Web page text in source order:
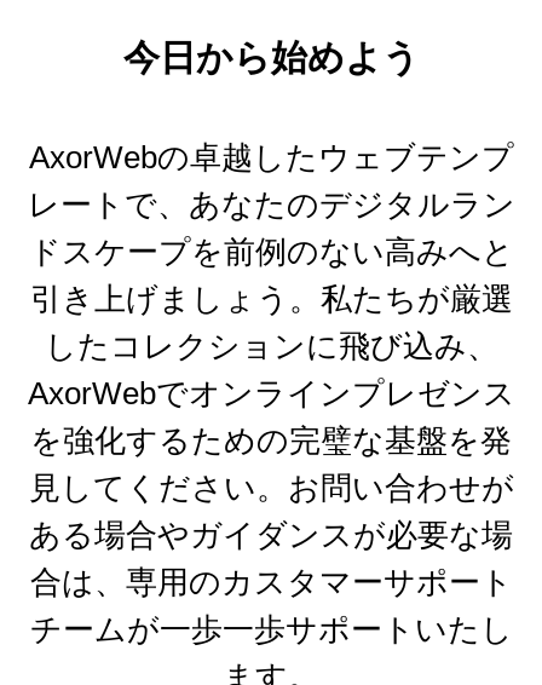
今日から始めよう
AxorWebの卓越したウェブテンプ
レートで、あなたのデジタルラン
ドスケープを前例のない高みへと
引き上げましょう。私たちが厳選
したコレクションに飛び込み、
AxorWebでオンラインプレゼンス
を強化するための完璧な基盤を発
見してください。お問い合わせが
ある場合やガイダンスが必要な場
合は、専用のカスタマーサポート
チームが一歩一歩サポートいたし
ます。